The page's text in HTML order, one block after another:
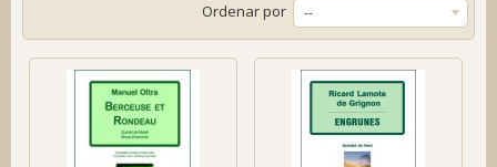
Ordenar por --